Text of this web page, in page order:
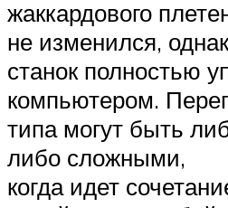
жаккардового
не изменился,
станок полностью
компьютером.
типа могут быть
либо сложными,
когда идет